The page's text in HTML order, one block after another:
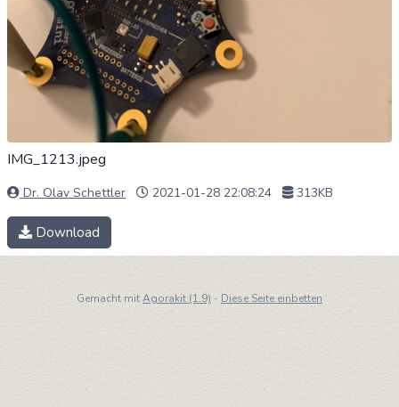
IMG_1213.jpeg
Dr. Olav Schettler 2021-01-28 22:08:24 313KB
Download
Gemacht mitAgorakit (1.9) - Diese Seite einbetten